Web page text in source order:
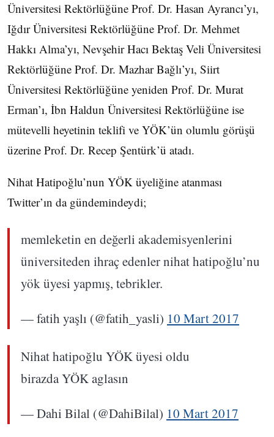
Üniversitesi Rektörlüğüne Prof. Dr. Hasan Ayrancı’yı,
Iğdır Üniversitesi Rektörlüğüne Prof. Dr. Mehmet
Hakkı Alma’yı, Nevşehir Hacı Bektaş Veli Üniversitesi
Rektörlüğüne Prof. Dr. Mazhar Bağlı’yı, Siirt
Üniversitesi Rektörlüğüne yeniden Prof. Dr. Murat
Erman’ı, İbn Haldun Üniversitesi Rektörlüğüne ise
mütevelli heyetinin teklifi ve YÖK’ün olumlu görüşü
üzerine Prof. Dr. Recep Şentürk’ü atadı.
Nihat Hatipoğlu’nun YÖK üyeliğine atanması
Twitter’ın da gündemindeydi;
memleketin en değerli akademisyenlerini
üniversiteden ihraç edenler nihat hatipoğlu’nu
yök üyesi yapmış, tebrikler.
— fatih yaşlı (@fatih_yasli) 10 Mart 2017
Nihat hatipoğlu YÖK üyesi oldu
birazda YÖK aglasın
— Dahi Bilal (@DahiBilal) 10 Mart 2017